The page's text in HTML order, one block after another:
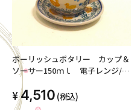
ポーリッシュポタリー カップ＆
ソーサー150ｍｌ 電子レンジ/オ
ーブン/食洗器対応
4,510 (税込)